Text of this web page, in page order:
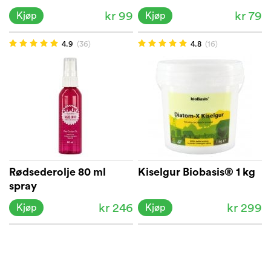
kr 99
Kjøp kr 79
Kjøp
4.9 (36)
Rødsederolje 80 ml
spray
kr 246
Kjøp
4.8 (16)
Kiselgur Biobasis® 1 kg
kr 299
Kjøp